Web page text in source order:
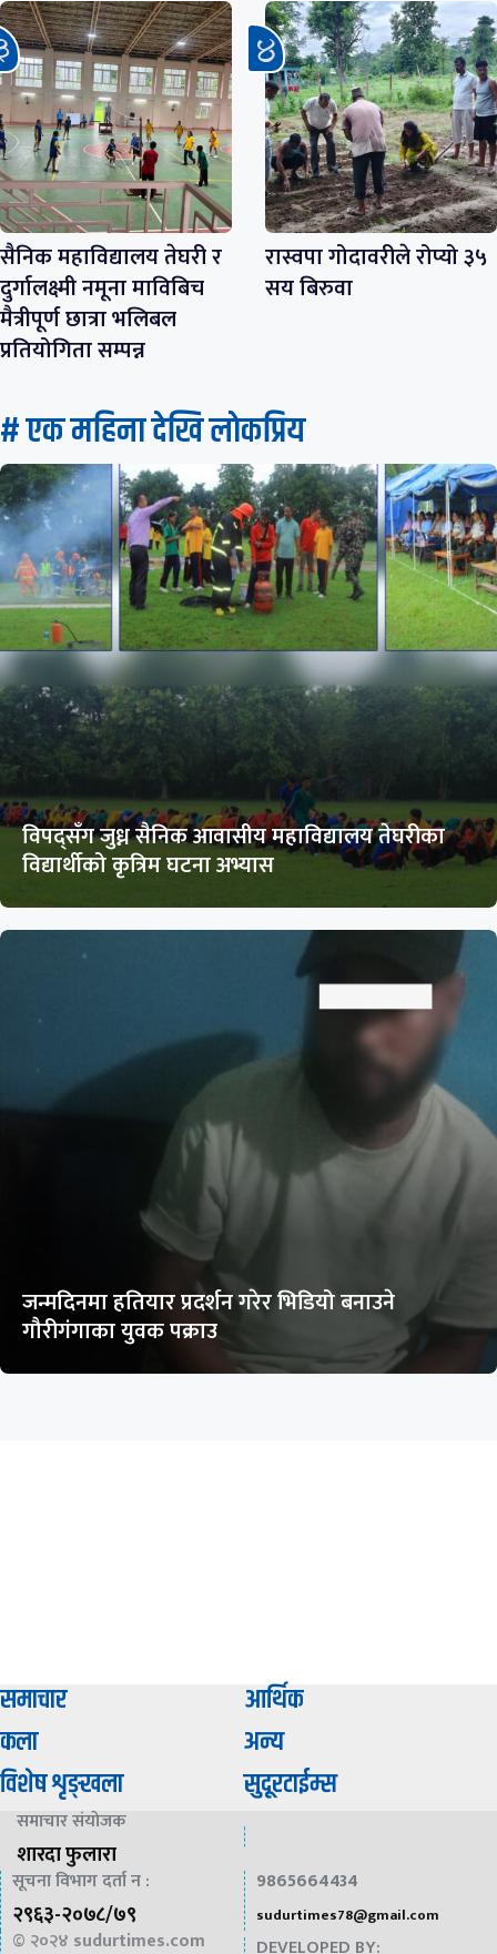
सैनिक महाविद्यालय तेघरी र
दुर्गालक्ष्मी नमूना माविबिच
मैत्रीपूर्ण छात्रा भलिबल
प्रतियोगिता सम्पन्न
रास्वपा गोदावरीले रोप्यो ३५
सय बिरुवा
# एक महिना देखि लाेकप्रिय
विपद्सँग जुध्न सैनिक आवासीय महाविद्यालय तेघरीका
विद्यार्थीको कृत्रिम घटना अभ्यास
जन्मदिनमा हतियार प्रदर्शन गरेर भिडियो बनाउने
गौरीगंगाका युवक पक्राउ
समाचार
आर्थिक
कला
अन्य
विशेष शृङ्खला
सुदूरटाईम्स
समाचार संयाेजक
शारदा फुलारा
सूचना विभाग दर्ता न :
२९६३-२०७८/७९
9865664434
sudurtimes78@gmail.com
© २०२४ sudurtimes.com DEVELOPED BY: